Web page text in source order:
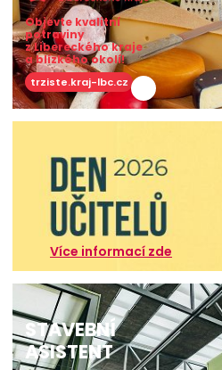
Objevte kvalitní
potraviny
z Libereckého kraje
a blízkého okolí!
trziste.kraj-lbc.cz
Více informací zde
STAVEBNÍ
ASISTENT